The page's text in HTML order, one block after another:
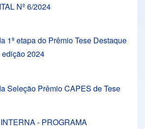
Nº 6/2024
1ª etapa do Prêmio Tese Destaque
2024
Seleção Prêmio CAPES de Tese
- PROGRAMA